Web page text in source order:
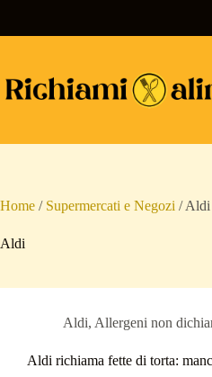
contenuto
Home / Supermercati e Negozi /Aldi
Aldi
Aldi, Allergeni non
Aldi richiama fette di torta: